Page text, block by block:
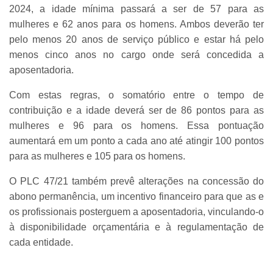
2024, a idade mínima passará a ser de 57 para as
mulheres e 62 anos para os homens. Ambos deverão ter
pelo menos 20 anos de serviço público e estar há pelo
menos cinco anos no cargo onde será concedida a
aposentadoria.
Com estas regras, o somatório entre o tempo de
contribuição e a idade deverá ser de 86 pontos para as
mulheres e 96 para os homens. Essa pontuação
aumentará em um ponto a cada ano até atingir 100 pontos
para as mulheres e 105 para os homens.
O PLC 47/21 também prevê alterações na concessão do
abono permanência, um incentivo financeiro para que as e
os profissionais posterguem a aposentadoria, vinculando-o
à disponibilidade orçamentária e à regulamentação de
cada entidade.